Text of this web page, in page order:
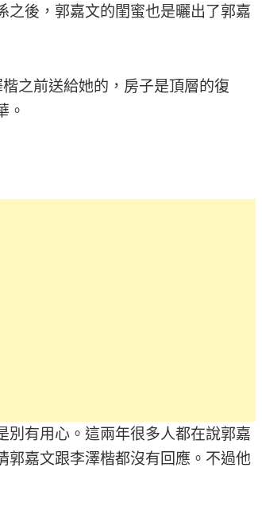
之後，郭嘉文的閨蜜也是曬出了郭嘉
之前送給她的，房子是頂層的復
。
有用心。這兩年很多人都在說郭嘉
郭嘉文跟李澤楷都沒有回應。不過他